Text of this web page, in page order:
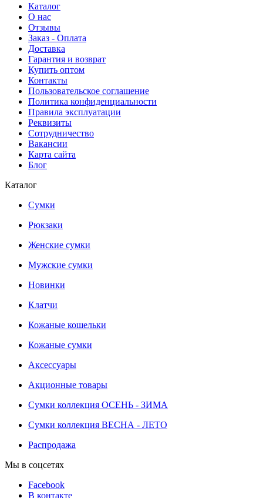
Каталог
О нас
Отзывы
Заказ - Оплата
Доставка
Гарантия и возврат
Купить оптом
Контакты
Пользовательское соглашение
Политика конфиденциальности
Правила эксплуатации
Реквизиты
Сотрудничество
Вакансии
Карта сайта
Блог
Каталог
Сумки
Рюкзаки
Женские сумки
Мужские сумки
Новинки
Клатчи
Кожаные кошельки
Кожаные сумки
Аксессуары
Акционные товары
Сумки коллекция ОСЕНЬ - ЗИМА
Сумки коллекция ВЕСНА - ЛЕТО
Распродажа
Мы в соцсетях
Facebook
В контакте